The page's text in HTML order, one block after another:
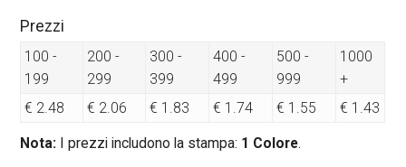
Prezzi
100 -
199
200 -
299
300 -
399
400 -
499
500 -
999
1000
+
€ 2.48
€ 2.06 € 1.83 € 1.74 € 1.55 € 1.43
Nota: I prezzi includono la stampa: 1 Colore.